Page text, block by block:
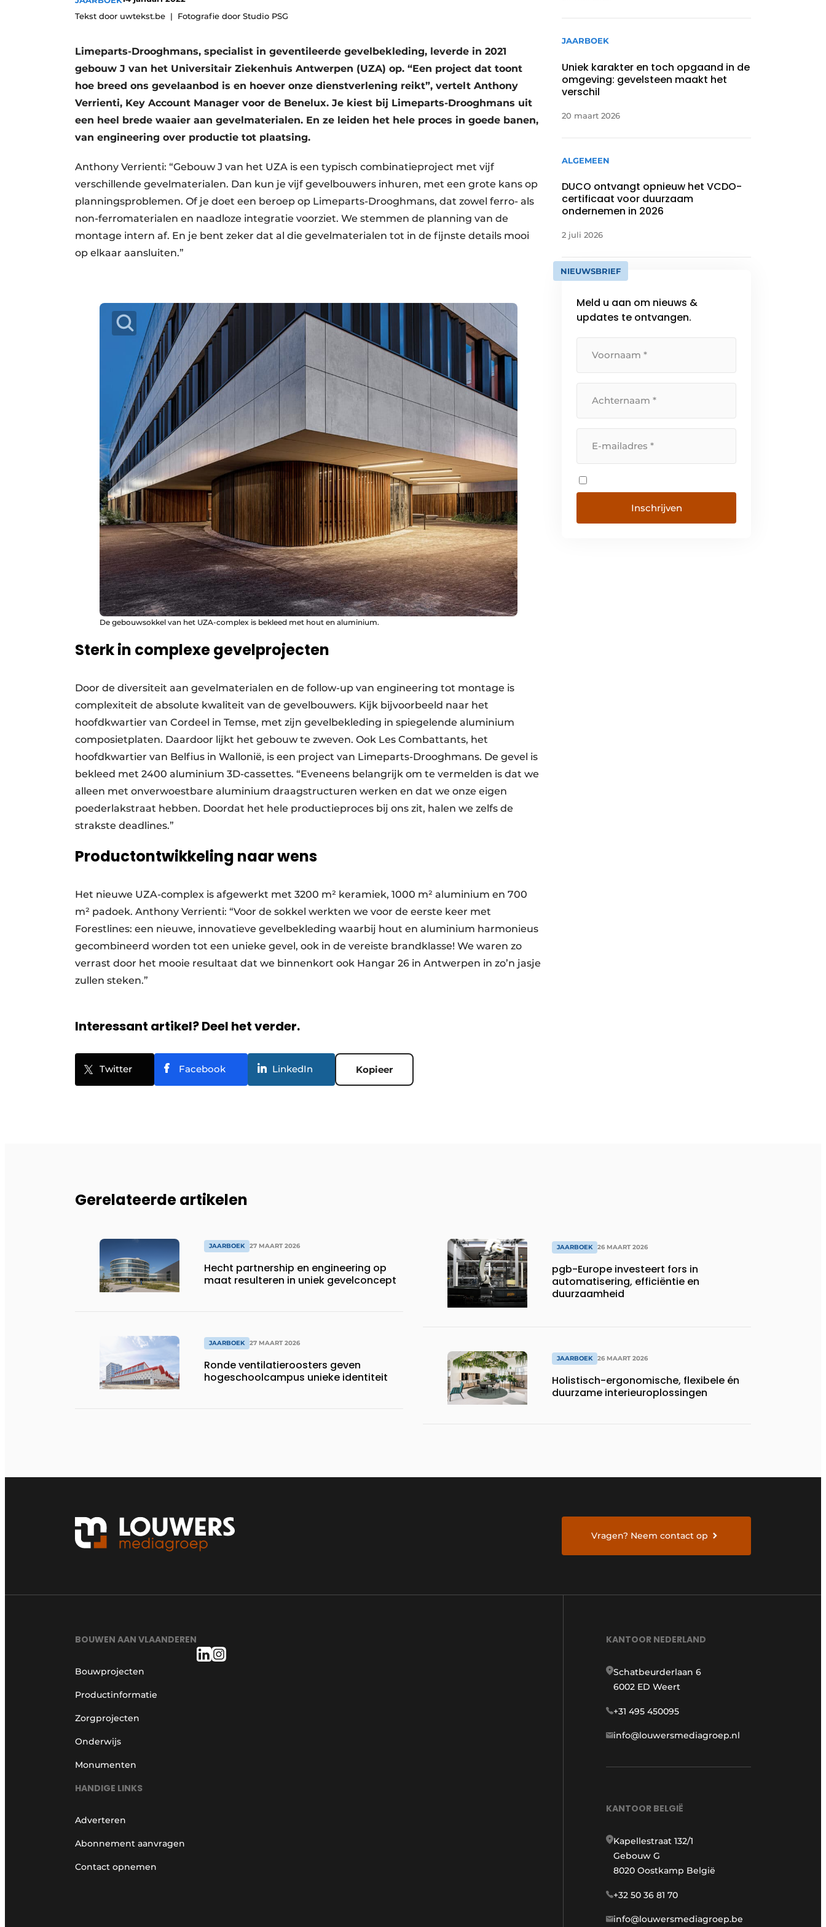
Vacature aanmelden
Video’s
Aanmelden
Bedrijven
Bedrijven
Contact
Tekst door uwtekst.be
Fotografie door Studio PSG
Limeparts-Drooghmans, specialist in geventileerde gevelbekleding, leverde in 2021
gebouw J van het Universitair Ziekenhuis Antwerpen (UZA) op. “Een project dat toont
hoe breed ons gevelaanbod is en hoever onze dienstverlening reikt”, vertelt Anthony
Verrienti, Key Account Manager voor de Benelux. Je kiest bij Limeparts-Drooghmans uit
een heel brede waaier aan gevelmaterialen. En ze leiden het hele proces in goede banen,
van engineering over productie tot plaatsing.
Anthony Verrienti: “Gebouw J van het UZA is een typisch combinatieproject met vijf
verschillende gevelmaterialen. Dan kun je vijf gevelbouwers inhuren, met een grote kans op
planningsproblemen. Of je doet een beroep op Limeparts-Drooghmans, dat zowel ferro- als
non-ferromaterialen en naadloze integratie voorziet. We stemmen de planning van de
montage intern af. En je bent zeker dat al die gevelmaterialen tot in de fijnste details mooi
op elkaar aansluiten.”
De gebouwsokkel van het UZA-complex is bekleed met hout en aluminium.
Sterk in complexe gevelprojecten
Door de diversiteit aan gevelmaterialen en de follow-up van engineering tot montage is
complexiteit de absolute kwaliteit van de gevelbouwers. Kijk bijvoorbeeld naar het
hoofdkwartier van Cordeel in Temse, met zijn gevelbekleding in spiegelende aluminium
composietplaten. Daardoor lijkt het gebouw te zweven. Ook Les Combattants, het
hoofdkwartier van Belfius in Wallonië, is een project van Limeparts-Drooghmans. De gevel is
bekleed met 2400 aluminium 3D-cassettes. “Eveneens belangrijk om te vermelden is dat we
alleen met onverwoestbare aluminium draagstructuren werken en dat we onze eigen
poederlakstraat hebben. Doordat het hele productieproces bij ons zit, halen we zelfs de
strakste deadlines.”
Productontwikkeling naar wens
Het nieuwe UZA-complex is afgewerkt met 3200 m² keramiek, 1000 m² aluminium en 700
m² padoek. Anthony Verrienti: “Voor de sokkel werkten we voor de eerste keer met
Forestlines: een nieuwe, innovatieve gevelbekleding waarbij hout en aluminium harmonieus
gecombineerd worden tot een unieke gevel, ook in de vereiste brandklasse! We waren zo
verrast door het mooie resultaat dat we binnenkort ook Hangar 26 in Antwerpen in zo’n jasje
zullen steken.”
Interessant artikel? Deel het verder.
Twitter Facebook LinkedIn Kopieer
JAARBOEK
Uniek karakter en toch opgaand in de
omgeving: gevelsteen maakt het
verschil
20 maart 2026
ALGEMEEN
DUCO ontvangt opnieuw het VCDO-
certificaat voor duurzaam
ondernemen in 2026
2 juli 2026
NIEUWSBRIEF
Meld u aan om nieuws &
updates te ontvangen.
Gerelateerde artikelen
JAARBOEK 27 MAART 2026
Hecht partnership en engineering op
maat resulteren in uniek gevelconcept
JAARBOEK 27 MAART 2026
Ronde ventilatieroosters geven
hogeschoolcampus unieke identiteit
JAARBOEK 26 MAART 2026
pgb-Europe investeert fors in
automatisering, efficiëntie en
duurzaamheid
JAARBOEK 26 MAART 2026
Holistisch-ergonomische, flexibele én
duurzame interieuroplossingen
Vragen? Neem contact op
BOUWEN AAN VLAANDEREN
Bouwprojecten
Productinformatie
Zorgprojecten
Onderwijs
Monumenten
HANDIGE LINKS
Adverteren
Abonnement aanvragen
Contact opnemen
KANTOOR NEDERLAND
Schatbeurderlaan 6
6002 ED Weert
+31 495 450095
info@louwersmediagroep.nl
KANTOOR BELGIË
Kapellestraat 132/1
Gebouw G
8020 Oostkamp België
+32 50 36 81 70
info@louwersmediagroep.be